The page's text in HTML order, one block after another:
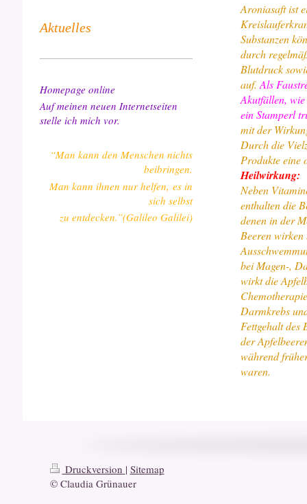
Aroniasaft ist
Substanzen
durch
Blutdruck
auf. Als
Akutfällen,
ein Stamperl
mit der
Durch die
Produkte eine
Heilwirkung:
Neben
enthalten die
denen in der
Beeren
bei Magen-,
wirkt die
Darmkrebs
Fettgehalt des
der
während
waren.
Aktuelles
Homepage online
Auf meinen neuen Internetseiten
stelle ich mich vor.
“Man kann den Menschen nichts
beibringen.
Man kann ihnen nur helfen, es in
sich selbst
zu entdecken.”(Galileo Galilei)
Druckversion | Sitemap
© Claudia Grünauer